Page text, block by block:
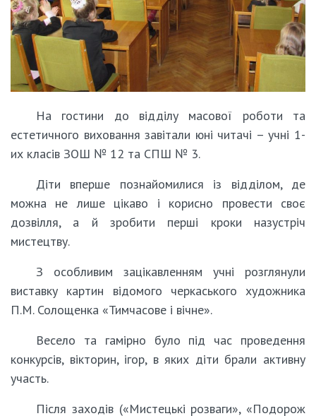
На гостини до відділу масової роботи та
естетичного виховання завітали юні читачі – учні 1-
их класів ЗОШ № 12 та СПШ № 3.
Діти вперше познайомилися із відділом, де
можна не лише цікаво і корисно провести своє
дозвілля, а й зробити перші кроки назустріч
мистецтву.
З особливим зацікавленням учні розглянули
виставку картин відомого черкаського художника
П.М. Солощенка «Тимчасове і вічне».
Весело та гамірно було під час проведення
конкурсів, вікторин, ігор, в яких діти брали активну
участь.
Після заходів («Мистецькі розваги», «Подорож